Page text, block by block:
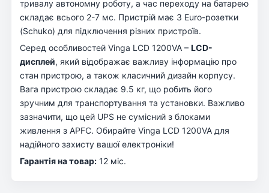
тривалу автономну роботу, а час переходу на батарею
складає всього 2-7 мс. Пристрій має 3 Euro-розетки
(Schuko) для підключення різних пристроїв.
Серед особливостей Vinga LCD 1200VA – LCD-
дисплей, який відображає важливу інформацію про
стан пристрою, а також класичний дизайн корпусу.
Вага пристрою складає 9.5 кг, що робить його
зручним для транспортування та установки. Важливо
зазначити, що цей UPS не сумісний з блоками
живлення з APFC. Обирайте Vinga LCD 1200VA для
надійного захисту вашої електроніки!
Гарантія на товар: 12 міс.